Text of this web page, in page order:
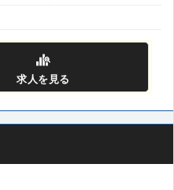
求人を見る